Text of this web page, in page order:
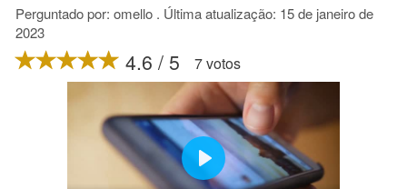
Perguntado por: omello . Última atualização: 15 de janeiro de
2023
4.6 / 5 7 votos
Play